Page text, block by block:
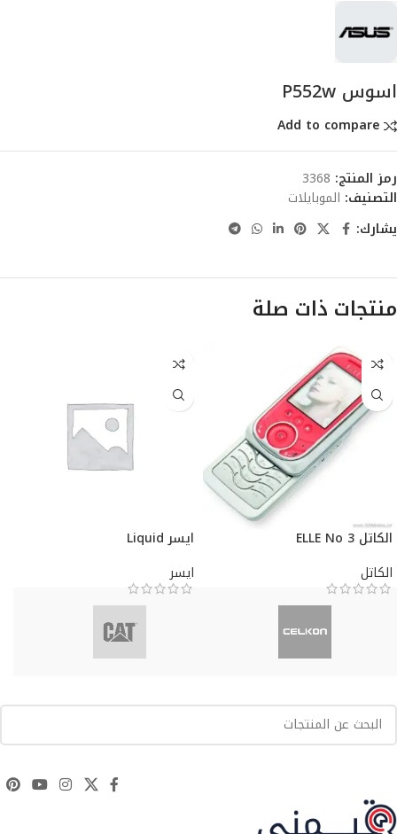
اسوس P552w
Add to compare
رمز المنتج: 3368
التصنيف: الموبايلات
يشارك:
منتجات ذات صلة
الكاتل ELLE No 3
الكاتل
ايسر Liquid
ايسر